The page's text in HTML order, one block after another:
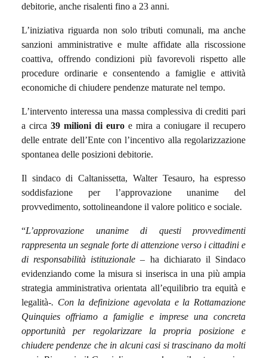
debitorie, anche risalenti fino a 23 anni.
L’iniziativa riguarda non solo tributi comunali, ma anche
sanzioni amministrative e multe affidate alla riscossione
coattiva, offrendo condizioni più favorevoli rispetto alle
procedure ordinarie e consentendo a famiglie e attività
economiche di chiudere pendenze maturate nel tempo.
L’intervento interessa una massa complessiva di crediti pari
a circa 39 milioni di euro e mira a coniugare il recupero
delle entrate dell’Ente con l’incentivo alla regolarizzazione
spontanea delle posizioni debitorie.
Il sindaco di Caltanissetta, Walter Tesauro, ha espresso
soddisfazione per l’approvazione unanime del
provvedimento, sottolineandone il valore politico e sociale.
“L’approvazione unanime di questi provvedimenti
rappresenta un segnale forte di attenzione verso i cittadini e
di responsabilità istituzionale – ha dichiarato il Sindaco
evidenziando come la misura si inserisca in una più ampia
strategia amministrativa orientata all’equilibrio tra equità e
legalità-. Con la definizione agevolata e la Rottamazione
Quinquies offriamo a famiglie e imprese una concreta
opportunità per regolarizzare la propria posizione e
chiudere pendenze che in alcuni casi si trascinano da molti